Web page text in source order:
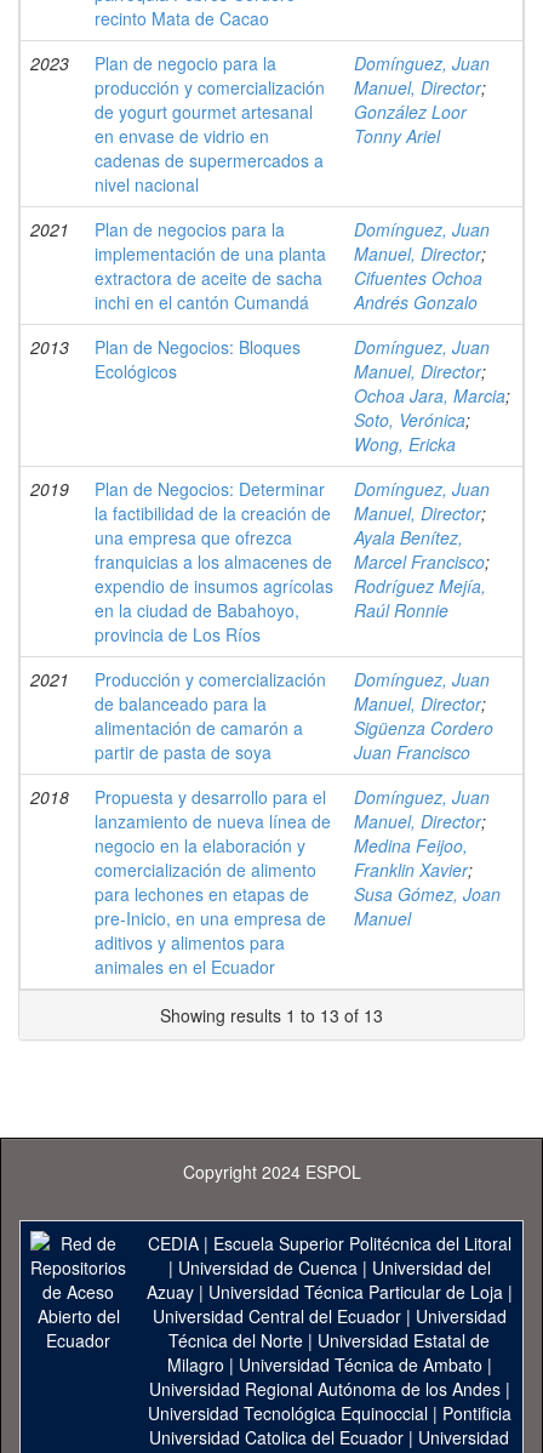
recinto Mata de Cacao
2023
Plan de negocio para la
producción y comercialización
de yogurt gourmet artesanal
en envase de vidrio en
cadenas de supermercados a
nivel nacional
Domínguez, Juan
Manuel, Director;
González Loor
Tonny Ariel
2021
Plan de negocios para la
implementación de una planta
extractora de aceite de sacha
inchi en el cantón Cumandá
Domínguez, Juan
Manuel, Director;
Cifuentes Ochoa
Andrés Gonzalo
2013
Plan de Negocios: Bloques
Ecológicos
Domínguez, Juan
Manuel, Director;
Ochoa Jara, Marcia;
Soto, Verónica;
Wong, Ericka
2019
Plan de Negocios: Determinar
la factibilidad de la creación de
una empresa que ofrezca
franquicias a los almacenes de
expendio de insumos agrícolas
en la ciudad de Babahoyo,
provincia de Los Ríos
Domínguez, Juan
Manuel, Director;
Ayala Benítez,
Marcel Francisco;
Rodríguez Mejía,
Raúl Ronnie
2021
Producción y comercialización
de balanceado para la
alimentación de camarón a
partir de pasta de soya
Domínguez, Juan
Manuel, Director;
Sigüenza Cordero
Juan Francisco
2018
Propuesta y desarrollo para el
lanzamiento de nueva línea de
negocio en la elaboración y
comercialización de alimento
para lechones en etapas de
pre-Inicio, en una empresa de
aditivos y alimentos para
animales en el Ecuador
Domínguez, Juan
Manuel, Director;
Medina Feijoo,
Franklin Xavier;
Susa Gómez, Joan
Manuel
Showing results 1 to 13 of 13
Copyright 2024 ESPOL
CEDIA| Escuela Superior Politécnica del Litoral
| Universidad de Cuenca| Universidad del
Azuay| Universidad Técnica Particular de Loja|
Universidad Central del Ecuador| Universidad
Técnica del Norte | Universidad Estatal de
Milagro | Universidad Técnica de Ambato |
Universidad Regional Autónoma de los Andes|
Universidad Tecnológica Equinoccial| Pontificia
Universidad Catolica del Ecuador | Universidad